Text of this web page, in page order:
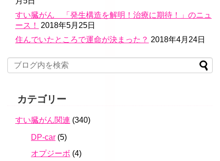
すい臓がん 「発生構造を解明！治療に期待！」のニュ
ース！
2018年5月25日
住んでいたところで運命が決まった？ 2018年4月24日
カテゴリー
すい臓がん関連 (340)
DP-car (5)
オプジーボ (4)